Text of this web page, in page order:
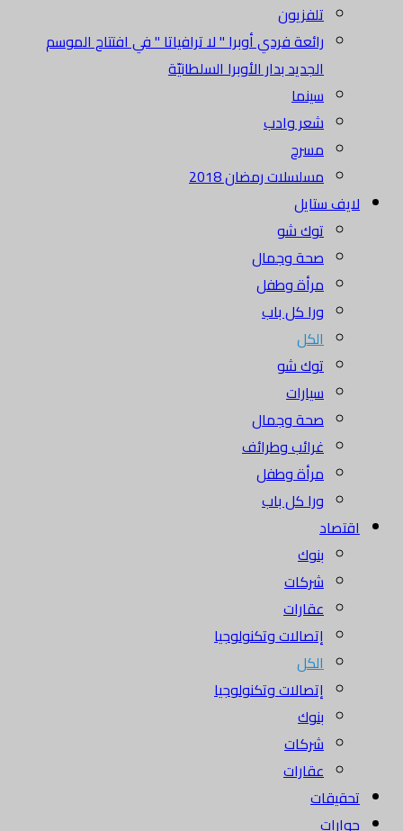
تلفزيون
رائعة فردي أوبرا " لا ترافياتا " في افتتاح الموسم
الجديد بدار الأوبرا السلطانيّة
سينما
شعر وادب
مسرح
مسلسلات رمضان 2018
ستايل
توك شو
صحة وجمال
مرأة وطفل
ورا كل باب
توك شو
سيارات
صحة وجمال
غرائب وطرائف
مرأة وطفل
ورا كل باب
شركات
عقارات
إتصالات وتكنولوجيا
إتصالات وتكنولوجيا
شركات
عقارات